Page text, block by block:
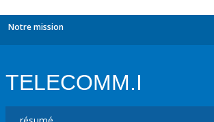
Notre mission
TELECOMM.I